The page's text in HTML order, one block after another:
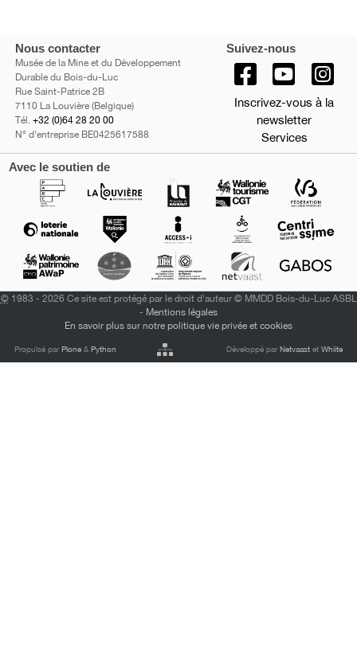
Nous contacter
Musée de la Mine et du Développement
Durable du Bois-du-Luc
Rue Saint-Patrice 2B
7110 La Louvière (Belgique)
Tél. +32 (0)64 28 20 00
N° d'entreprise BE0425617588
Suivez-nous
Inscrivez-vous à la
newsletter
Services
Avec le soutien de
©1983 - 2026 Ce site est protégé par le droit d'auteur © MMDD Bois-du-Luc ASBL
- Mentions légales
En savoir plus sur notre politique vie privée et cookies
Propulsé parPlone &Python Développé parNetvaastet Whiite